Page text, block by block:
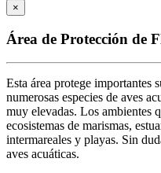
×
Área de Protección de
Esta área protege importantes
numerosas especies de aves
muy elevadas. Los ambientes
ecosistemas de marismas,
intermareales y playas. Sin
aves acuáticas.